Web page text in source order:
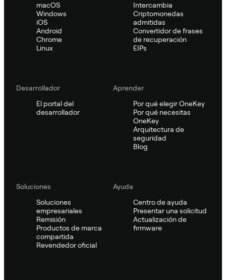
macOS
Windows
iOS
Android
Chrome
Linux
Intercambia
Criptomonedas
admitidas
Convertidor de frases
de recuperación
EIPs
Desarrollador
El portal del
desarrollador
Aprender
Por qué elegir OneKey
Por qué necesitas
OneKey
Arquitectura de
seguridad
Blog
Soluciones
Soluciones
empresariales
Remisión
Productos de marca
compartida
Revendedor oficial
Ayuda
Centro de ayuda
Presentar una solicitud
Actualización de
firmware